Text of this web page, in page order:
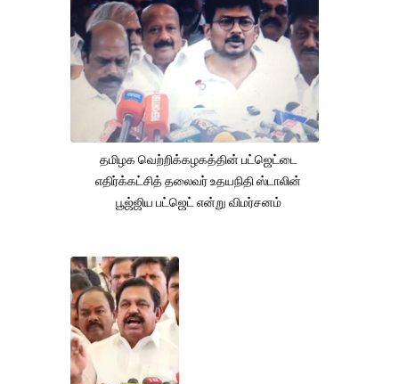
தமிழக வெற்றிக்கழகத்தின் பட்ஜெட்டை
எதிர்க்கட்சித் தலைவர் உதயநிதி ஸ்டாலின்
பூஜ்ஜிய பட்ஜெட் என்று விமர்சனம்